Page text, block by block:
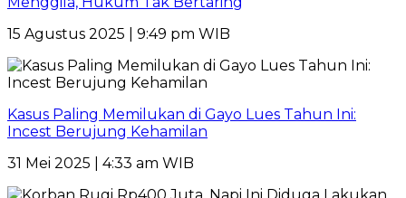
15 Agustus 2025 | 9:49 pm WIB
Kasus Paling Memilukan di Gayo Lues Tahun Ini:
Incest Berujung Kehamilan
31 Mei 2025 | 4:33 am WIB